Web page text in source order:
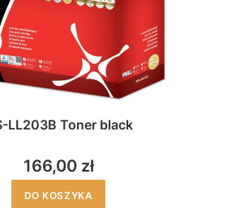
LL203B Toner black
166,00 zł
DO KOSZYKA